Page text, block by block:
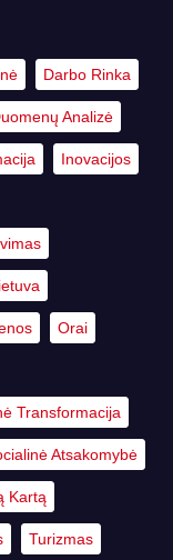
Darbo Rinka
Analizė
Inovacijos
Orai
Transformacija
Atsakomybė
Kartą
Turizmas